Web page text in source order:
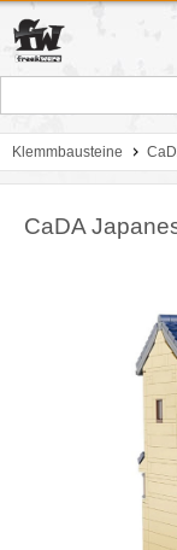
Klemmbausteine
CaDA